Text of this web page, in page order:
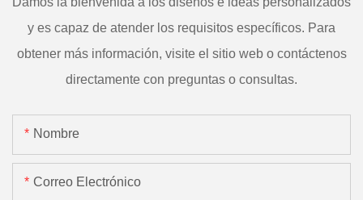
y es capaz de atender los requisitos específicos. Para
obtener más información, visite el sitio web o contáctenos
directamente con preguntas o consultas.
Nombre
Correo Electrónico